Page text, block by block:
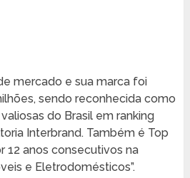
mercado e sua marca foi
sendo reconhecida como
do Brasil em ranking
Interbrand. Também é Top
12 anos consecutivos na
e Eletrodomésticos”.